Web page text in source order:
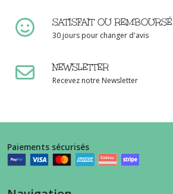
SATISFAIT OU REMBOURSÉ
30 jours pour changer d'avis
NEWSLETTER
Recevez notre Newsletter
Paiements sécurisés